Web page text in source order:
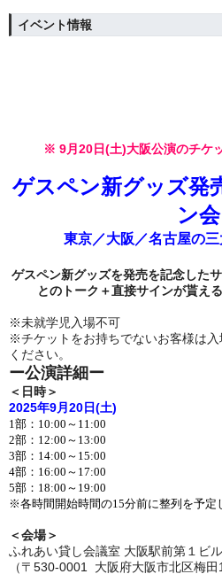
イベント情報
※ 9月20日(土)大阪公演のチケ
ゲスペン新グッズ発
ン会
東京／大阪／名古屋の
ゲスペン新グッズを発売を記念した
とのトーク＋直接サインが貰え
※未就学児入場不可
※チケットをお持ちでないお客様は
ください。
ー公演詳細ー
＜日時＞
2025年9月20日(土)
1部：10:00～11:00
2部：12:00～13:00
3部：14:00～15:00
4部：16:00～17:00
5部：18:00～19:00
※各時間開始時間の15分前に整列を予定
＜会場＞
ふれあい貸し会議室 大阪駅前第１ビル
（〒530-0001 大阪府大阪市北区梅